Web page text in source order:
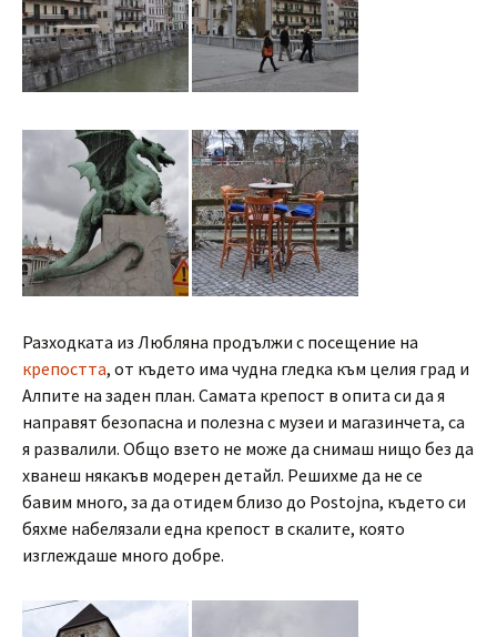
Разходката из Любляна продължи с посещение на
крепостта, от където има чудна гледка към целия град и
Алпите на заден план. Самата крепост в опита си да я
направят безопасна и полезна с музеи и магазинчета, са
я развалили. Общо взето не може да снимаш нищо без да
хванеш някакъв модерен детайл. Решихме да не се
бавим много, за да отидем близо до Postojna, където си
бяхме набелязали една крепост в скалите, която
изглеждаше много добре.